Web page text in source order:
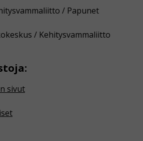
/ Papunet
/ Kehitysvammaliitto
sivut